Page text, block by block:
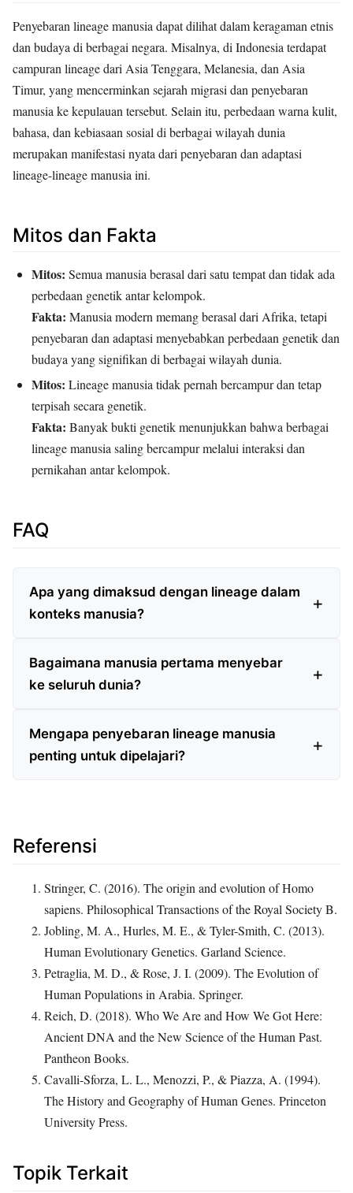
Penyebaran lineage manusia dapat dilihat dalam keragaman etnis
dan budaya di berbagai negara. Misalnya, di Indonesia terdapat
campuran lineage dari Asia Tenggara, Melanesia, dan Asia
Timur, yang mencerminkan sejarah migrasi dan penyebaran
manusia ke kepulauan tersebut. Selain itu, perbedaan warna kulit,
bahasa, dan kebiasaan sosial di berbagai wilayah dunia
merupakan manifestasi nyata dari penyebaran dan adaptasi
lineage-lineage manusia ini.
Mitos dan Fakta
Mitos: Semua manusia berasal dari satu tempat dan tidak ada
perbedaan genetik antar kelompok.
Fakta: Manusia modern memang berasal dari Afrika, tetapi
penyebaran dan adaptasi menyebabkan perbedaan genetik dan
budaya yang signifikan di berbagai wilayah dunia.
Mitos: Lineage manusia tidak pernah bercampur dan tetap
terpisah secara genetik.
Fakta: Banyak bukti genetik menunjukkan bahwa berbagai
lineage manusia saling bercampur melalui interaksi dan
pernikahan antar kelompok.
FAQ
Apa yang dimaksud dengan lineage dalam
konteks manusia?
Bagaimana manusia pertama menyebar
ke seluruh dunia?
Mengapa penyebaran lineage manusia
penting untuk dipelajari?
Referensi
Stringer, C. (2016). The origin and evolution of Homo
sapiens. Philosophical Transactions of the Royal Society B.
Jobling, M. A., Hurles, M. E., & Tyler-Smith, C. (2013).
Human Evolutionary Genetics. Garland Science.
Petraglia, M. D., & Rose, J. I. (2009). The Evolution of
Human Populations in Arabia. Springer.
Reich, D. (2018). Who We Are and How We Got Here:
Ancient DNA and the New Science of the Human Past.
Pantheon Books.
Cavalli-Sforza, L. L., Menozzi, P., & Piazza, A. (1994).
The History and Geography of Human Genes. Princeton
University Press.
Topik Terkait